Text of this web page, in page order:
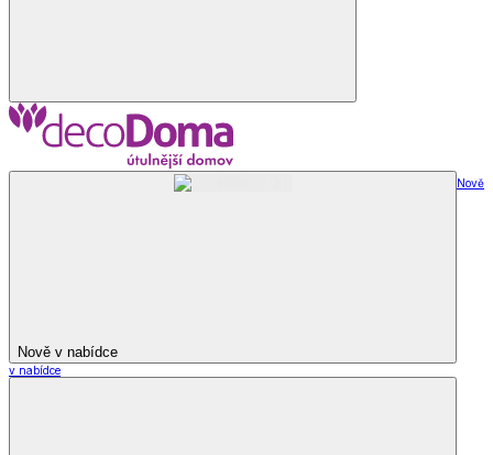
Nově v nabídce
Nově
v nabídce